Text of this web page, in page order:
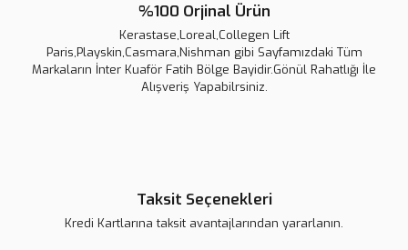
%100 Orjinal Ürün
Kerastase,Loreal,Collegen Lift
Paris,Playskin,Casmara,Nishman gibi Sayfamızdaki Tüm
Markaların İnter Kuaför Fatih Bölge Bayidir.Gönül Rahatlığı İle
Alışveriş Yapabilrsiniz.
Taksit Seçenekleri
Kredi Kartlarına taksit avantajlarından yararlanın.